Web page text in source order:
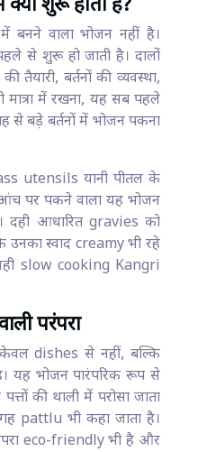
क्यों शुरू होती है?
बनने वाला भोजन नहीं है।
से शुरू हो जाती है। दालों
तैयारी, बर्तनों की व्यवस्था,
मात्रा में रखना, यह सब पहले
से बड़े बर्तनों में भोजन पकना
utensils यानी पीतल के
आंच पर पकने वाला यह भोजन
दही आधारित gravies को
उनका स्वाद creamy भी रहे
slow cooking Kangri
परंपरा
dishes से नहीं, बल्कि
यह भोजन पारंपरिक रूप से
की थाली में परोसा जाता
pattlu भी कहा जाता है।
eco-friendly भी है और